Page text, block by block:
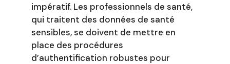
impératif. Les professionnels de santé,
qui traitent des données de santé
sensibles, se doivent de mettre en
place des procédures
d’authentification robustes pour